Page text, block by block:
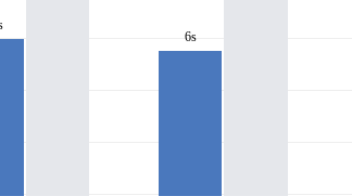
6s